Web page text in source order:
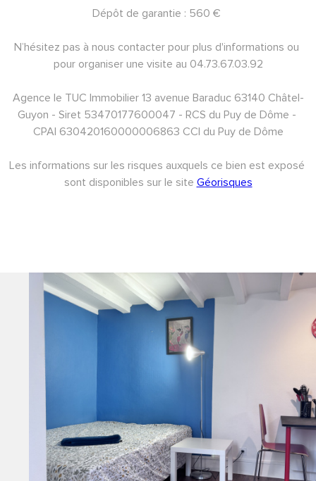
Dépôt de garantie : 560 €
N’hésitez pas à nous contacter pour plus d'informations ou
pour organiser une visite au 04.73.67.03.92
Agence le TUC Immobilier 13 avenue Baraduc 63140 Châtel-
Guyon - Siret 53470177600047 - RCS du Puy de Dôme -
CPAI 630420160000006863 CCI du Puy de Dôme
Les informations sur les risques auxquels ce bien est exposé
sont disponibles sur le site Géorisques